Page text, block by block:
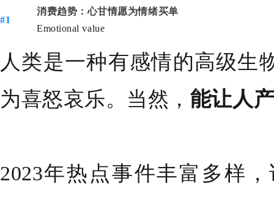
#1
消费趋势：心甘情愿为情绪买单
Emotional value
人类是一种有感情的高级生
为喜怒哀乐。当然， 能让人
2023年热点事件丰富多样